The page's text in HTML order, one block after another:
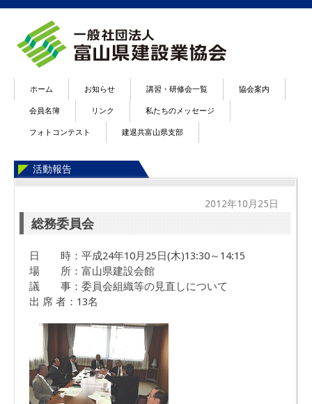
ホーム お知らせ 講習・研修会一覧 協会案内
会員名簿 リンク 私たちのメッセージ
フォトコンテスト 建退共富山県支部
活動報告
2012年10月25日
総務委員会
日 時：平成24年10月25日(木)13:30～14:15
場 所：富山県建設会館
議 事：委員会組織等の見直しについて
出 席 者：13名